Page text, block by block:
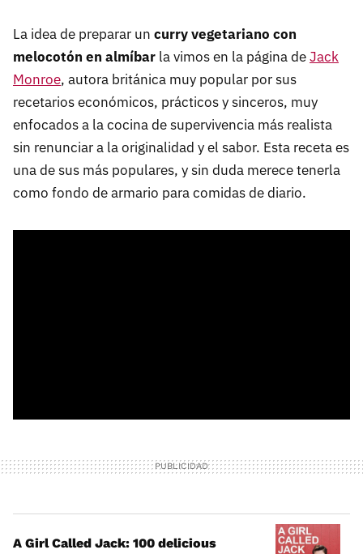
La idea de preparar un curry vegetariano con
melocotón en almíbar la vimos en la página deJack
Monroe, autora británica muy popular por sus
recetarios económicos, prácticos y sinceros, muy
enfocados a la cocina de supervivencia más realista
sin renunciar a la originalidad y el sabor. Esta receta es
una de sus más populares, y sin duda merece tenerla
como fondo de armario para comidas de diario.
A Girl Called Jack: 100 delicious